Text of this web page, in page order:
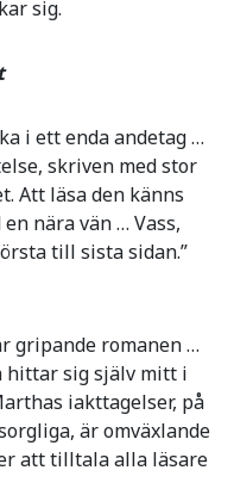
sig.
i ett enda andetag …
skriven med stor
Att läsa den känns
nära vän … Vass,
till sista sidan.”
gripande romanen …
hittar sig själv mitt i
iakttagelser, på
är omväxlande
att tilltala alla läsare